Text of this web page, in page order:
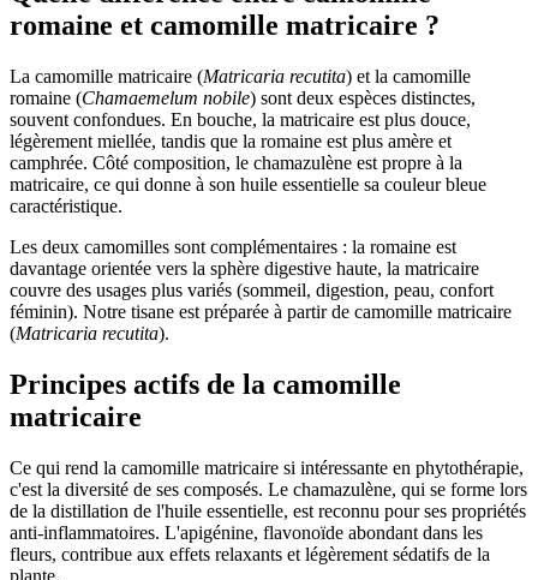
romaine et camomille matricaire ?
La camomille matricaire (Matricaria recutita) et la camomille
romaine (Chamaemelum nobile) sont deux espèces distinctes,
souvent confondues. En bouche, la matricaire est plus douce,
légèrement miellée, tandis que la romaine est plus amère et
camphrée. Côté composition, le chamazulène est propre à la
matricaire, ce qui donne à son huile essentielle sa couleur bleue
caractéristique.
Les deux camomilles sont complémentaires : la romaine est
davantage orientée vers la sphère digestive haute, la matricaire
couvre des usages plus variés (sommeil, digestion, peau, confort
féminin). Notre tisane est préparée à partir de camomille matricaire
(Matricaria recutita).
Principes actifs de la camomille
matricaire
Ce qui rend la camomille matricaire si intéressante en phytothérapie,
c'est la diversité de ses composés. Le chamazulène, qui se forme lors
de la distillation de l'huile essentielle, est reconnu pour ses propriétés
anti-inflammatoires. L'apigénine, flavonoïde abondant dans les
fleurs, contribue aux effets relaxants et légèrement sédatifs de la
plante.